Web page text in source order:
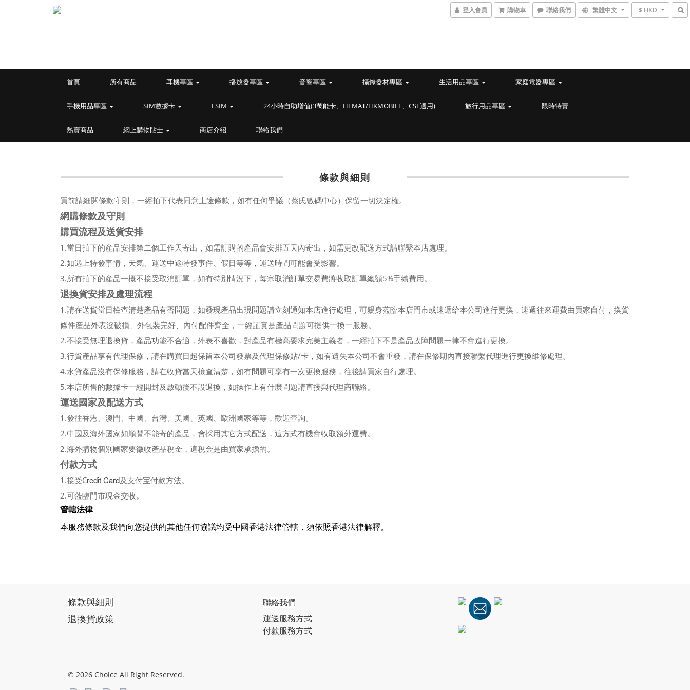
登入會員 購物車 聯絡我們 繁體中文 $ HKD
首頁 所有商品 耳機專區 播放器專區 音響專區 攝錄器材專區 生活用品專區 家庭電器專區
手機用品專區 SIM數據卡 ESIM 24小時自助增值(3萬能卡、HEMAT/HKMOBILE、CSL適用) 旅行用品專區 限時特賣
熱賣商品 網上購物貼士 商店介紹 聯絡我們
條款與細則
買前請細閲條款守則，一經拍下代表同意上途條款，如有任何爭議（蔡氏數碼中心）保留一切決定權。
網購條款及守則
購買流程及送貨安排
1.當日拍下的産品安排第二個工作天寄出，如需訂購的產品會安排五天內寄出，如需更改配送方式請聯繫本店處理。
2.如遇上特發事情，天氣、運送中途特發事件、假日等等，運送時間可能會受影響。
3.所有拍下的産品一概不接受取消訂單，如有特別情況下，每宗取消訂單交易費將收取訂單總額5%手續費用。
退換貨安排及處理流程
1.請在送貨當日檢查清楚產品有否問題，如發現產品出現問題請立刻通知本店進行處理，可親身蒞臨本店門市或速遞給本公司進行更換，速遞往來運費由買家自付，換貨
條件産品外表沒破損、外包裝完好、內付配件齊全，一經証實是產品問題可提供一換一服務。
2.不接受無理退換貨，產品功能不合適，外表不喜歡，對產品有極高要求完美主義者，一經拍下不是產品故障問題一律不會進行更換。
3.行貨產品享有代理保修，請在購買日起保留本公司發票及代理保修貼/卡，如有遺失本公司不會重發，請在保修期內直接聯繫代理進行更換維修處理。
4.水貨產品沒有保修服務，請在收貨當天檢查清楚，如有問題可享有一次更換服務，往後請買家自行處理。
5.本店所售的數據卡一經開封及啟動後不設退換，如操作上有什麼問題請直接與代理商聯絡。
運送國家及配送方式
1.發往香港、澳門、中國、台灣、美國、英國、歐洲國家等等，歡迎查詢。
2.中國及海外國家如順豐不能寄的產品，會採用其它方式配送，這方式有機會收取額外運費。
2.海外購物個別國家要徵收產品稅金，這稅金是由買家承擔的。
付款方式
1.接受Credit Card及支付宝付款方法。
2.可蒞臨門市現金交收。
管轄法律
本服務條款及我們向您提供的其他任何協議均受中國香港法律管轄，須依照香港法律解釋。
條款與細則
退換貨政策
聯絡我們
運送服務方式
付款服務方式
© 2026 Choice All Right Reserved.